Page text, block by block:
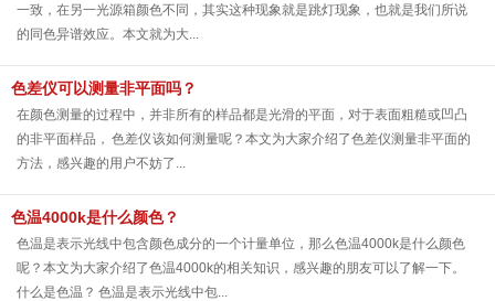
一致，在另一光源箱颜色不同，其实这种现象就是跳灯现象，也就是我们所说
的同色异谱效应。本文就为大...
色差仪可以测量非平面吗？
在颜色测量的过程中，并非所有的样品都是光滑的平面，对于表面粗糙或凹凸
的非平面样品， 色差仪 该如何测量呢？本文为大家介绍了色差仪测量非平面的
方法，感兴趣的用户不妨了...
色温4000k是什么颜色？
色温是表示光线中包含颜色成分的一个计量单位，那么色温4000k是什么颜色
呢？本文为大家介绍了色温4000k的相关知识，感兴趣的朋友可以了解一下。
什么是色温？ 色温是表示光线中包...